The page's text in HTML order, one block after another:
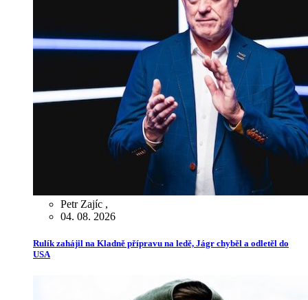
Petr Zajíc ,
04. 08. 2026
Rulík zahájil na Kladně přípravu na ledě, Jágr chyběl a odletěl do
USA